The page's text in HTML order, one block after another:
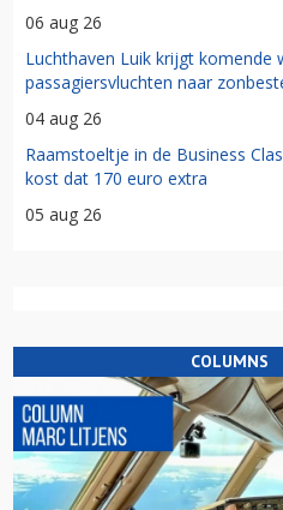
06 aug 26
Luchthaven Luik krijgt komende
passagiersvluchten naar
04 aug 26
Raamstoeltje in de Business
kost dat 170 euro extra
05 aug 26
COLUMNS